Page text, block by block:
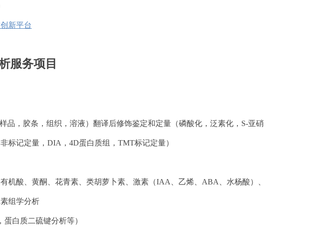
新平台
服务项目
品，胶条，组织，溶液）翻译后修饰鉴定和定量（磷酸化，泛素化，S-亚硝
标记定量，DIA，4D蛋白质组，TMT标记定量）
机酸、黄酮、花青素、类胡萝卜素、激素（IAA、乙烯、ABA、水杨酸）、
组学分析
白质二硫键分析等）